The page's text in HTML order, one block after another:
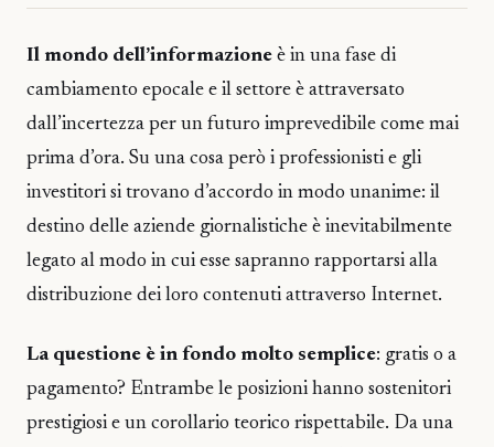
Il mondo dell’informazione è in una fase di
cambiamento epocale e il settore è attraversato
dall’incertezza per un futuro imprevedibile come mai
prima d’ora. Su una cosa però i professionisti e gli
investitori si trovano d’accordo in modo unanime: il
destino delle aziende giornalistiche è inevitabilmente
legato al modo in cui esse sapranno rapportarsi alla
distribuzione dei loro contenuti attraverso Internet.
La questione è in fondo molto semplice: gratis o a
pagamento? Entrambe le posizioni hanno sostenitori
prestigiosi e un corollario teorico rispettabile. Da una